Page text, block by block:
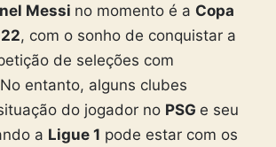
Messi no momento é a Copa
, com o sonho de conquistar a
de seleções com
entanto, alguns clubes
do jogador no PSG e seu
a Ligue 1 pode estar com os